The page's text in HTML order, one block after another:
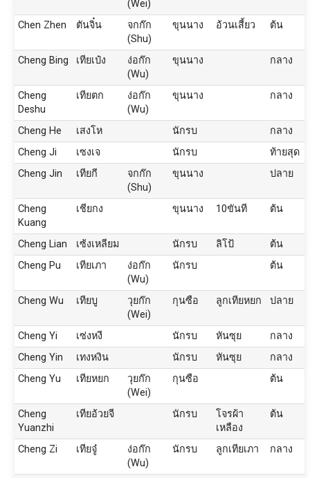
(Wei)
Chen Zhen ตันจิ๋น
จกก๊ก
(Shu)
ขุนนาง อ้วนเสี้ยว ต้น
Cheng Bing เทียเป๋ง
ง่อก๊ก
(Wu)
ขุนนาง กลาง
Cheng
Deshu
เทียตก
ง่อก๊ก
(Wu)
ขุนนาง กลาง
Cheng He เสงโห นักรบ
กลาง
Cheng Ji
เซงเจ นักรบ
ท้ายสุด
Cheng Jin
เทียกี
จกก๊ก
(Shu)
ขุนนาง ปลาย
Cheng
Kuang
เชียกง ขุนนาง 10ขันที ต้น
Cheng Lian เซ้งเหลียม นักรบ ลิโป้
ต้น
Cheng Pu
เทียเภา
ง่อก๊ก
(Wu)
นักรบ ต้น
Cheng Wu เทียบู
วุยก๊ก
(Wei)
กุนซือ ลูกเทียหยก ปลาย
Cheng Yi เซ่งหงี นักรบ หันซุย
กลาง
Cheng Yin
เทงหงิน นักรบ หันซุย
กลาง
Cheng Yu
เทียหยก
วุยก๊ก
(Wei)
กุนซือ ต้น
Cheng
Yuanzhi
เทียอ้วยจี นักรบ
โจรผ้า
เหลือง
ต้น
Cheng Zi เทียจู๋
ง่อก๊ก
(Wu)
นักรบ ลูกเทียเภา กลาง